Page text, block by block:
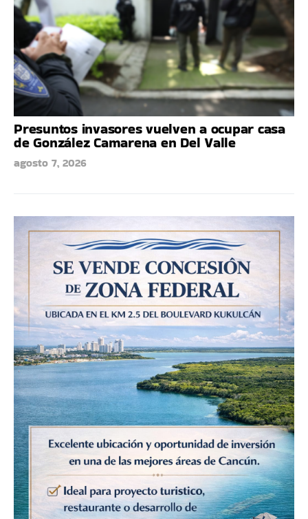
Presuntos invasores vuelven a ocupar casa
de González Camarena en Del Valle
agosto 7, 2026